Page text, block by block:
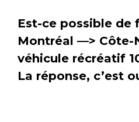
Est-ce possible de
Montréal —> Côte-
véhicule récréatif
La réponse, c’est